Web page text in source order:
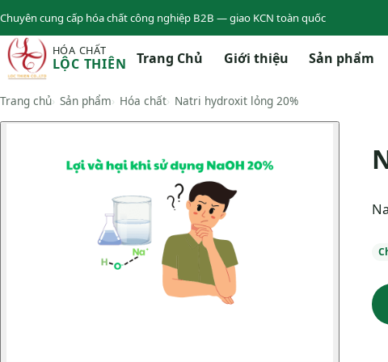
Chuyên cung cấp hóa chất công nghiệp B2B — giao KCN toàn quốc
HÓA CHẤT
LỘC THIÊN Trang Chủ Giới thiệu Sản phẩm
Trang chủ Sản phẩm Hóa chất Natri hydroxit lỏng 20%